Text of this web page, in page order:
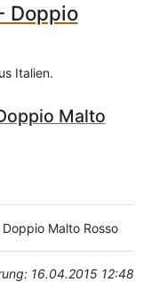
Doppio
Italien.
Malto
Malto Rosso
16.04.2015 12:48